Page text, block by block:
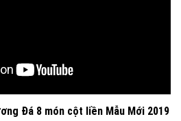
Đá 8 món cột liền Mẫu Mới 2019